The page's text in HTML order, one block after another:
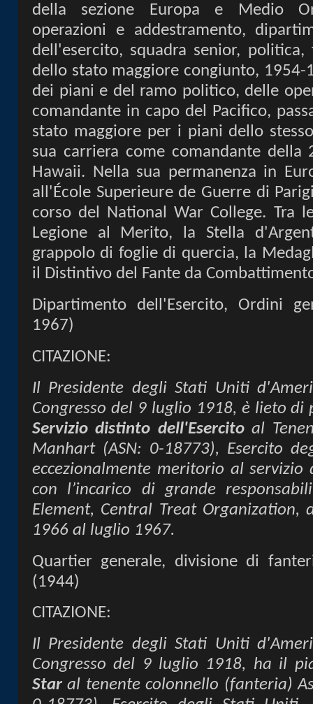
della sezione Europa e Medio
operazioni e addestramento,
dell'esercito, squadra senior, politica,
dello stato maggiore congiunto, 1954-
dei piani e del ramo politico, delle
comandante in capo del Pacifico,
stato maggiore per i piani dello
sua carriera come comandante
Hawaii. Nella sua permanenza in
all'École Superieure de Guerre di
corso del National War College. Tra
Legione al Merito, la Stella
grappolo di foglie di quercia, la
il Distintivo del Fante da
Dipartimento dell'Esercito, Ordini
1967)
CITAZIONE:
Il Presidente degli Stati Uniti
Congresso del 9 luglio 1918, è lieto
Servizio distinto dell'Esercito al
Manhart (ASN: 0-18773), Esercito
eccezionalmente meritorio al
con l’incarico di grande
Element, Central Treat
1966 al luglio 1967.
Quartier generale, divisione di
(1944)
CITAZIONE:
Il Presidente degli Stati Uniti
Congresso del 9 luglio 1918, ha il
Staral tenente colonnello (fanteria)